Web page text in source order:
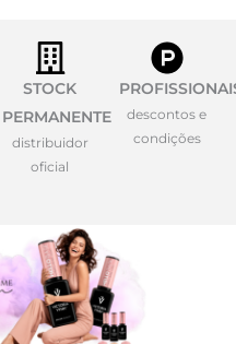
STOCK
PERMANENTE
distribuidor
oficial
descontos e
condições